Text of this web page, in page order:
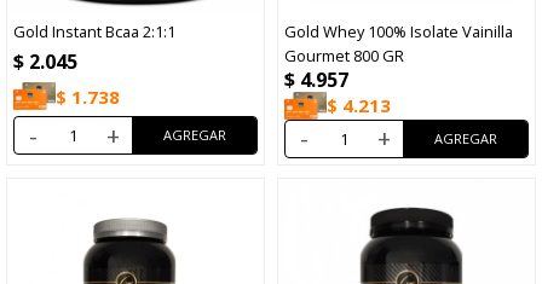
Gold Instant Bcaa 2:1:1
$ 2.045
$ 1.738
- +
Gold Whey 100% Isolate Vainilla
Gourmet 800 GR
$ 4.957
$ 4.213
- +